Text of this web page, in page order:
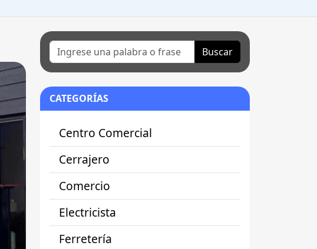
Buscar
CATEGORÍAS
Centro Comercial
Cerrajero
Comercio
Electricista
Ferretería